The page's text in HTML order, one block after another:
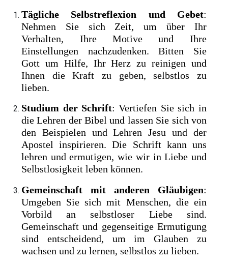
Tägliche Selbstreflexion und Gebet:
Nehmen Sie sich Zeit, um über Ihr
Verhalten, Ihre Motive und Ihre
Einstellungen nachzudenken. Bitten Sie
Gott um Hilfe, Ihr Herz zu reinigen und
Ihnen die Kraft zu geben, selbstlos zu
lieben.
Studium der Schrift: Vertiefen Sie sich in
die Lehren der Bibel und lassen Sie sich von
den Beispielen und Lehren Jesu und der
Apostel inspirieren. Die Schrift kann uns
lehren und ermutigen, wie wir in Liebe und
Selbstlosigkeit leben können.
Gemeinschaft mit anderen Gläubigen:
Umgeben Sie sich mit Menschen, die ein
Vorbild an selbstloser Liebe sind.
Gemeinschaft und gegenseitige Ermutigung
sind entscheidend, um im Glauben zu
wachsen und zu lernen, selbstlos zu lieben.